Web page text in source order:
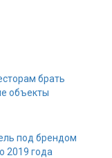
брать
объекты
под брендом
2019 года